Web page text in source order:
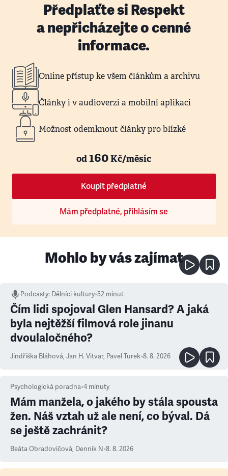
Předplaťte si Respekt
a nepřicházejte o cenné
informace.
Online přístup ke všem článkům a archivu
Články i v audioverzi a mobilní aplikaci
Možnost odemknout články pro blízké
od160Kč/měsíc
Koupit předplatné
Mám předplatné, přihlásím se
Mohlo by vás zajímat
Podcasty: Dělníci kultury•52 minut
Čím lidi spojoval Glen Hansard? A jaká
byla nejtěžší filmová role jinanu
dvoulaločného?
Jindřiška Bláhová, Jan H. Vitvar, Pavel Turek•8. 8. 2026
Psychologická poradna•4 minuty
Mám manžela, o jakého by stála spousta
žen. Náš vztah už ale není, co býval. Dá
se ještě zachránit?
Beáta Obradovičová, Denník N•8. 8. 2026